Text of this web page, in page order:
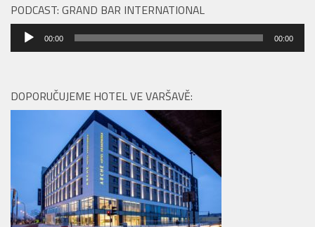
PODCAST: GRAND BAR INTERNATIONAL
Audio
přehrávač
00:00 00:00
DOPORUČUJEME HOTEL VE VARŠAVĚ: